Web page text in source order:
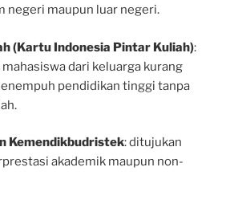
negeri maupun luar negeri.
(Kartu Indonesia Pintar Kuliah):
dari keluarga kurang
pendidikan tinggi tanpa
Kemendikbudristek: ditujukan
akademik maupun non-